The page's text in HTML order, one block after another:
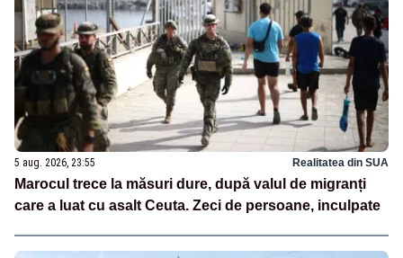
5 aug. 2026, 23:55 Realitatea din SUA
Marocul trece la măsuri dure, după valul de migranți
care a luat cu asalt Ceuta. Zeci de persoane, inculpate